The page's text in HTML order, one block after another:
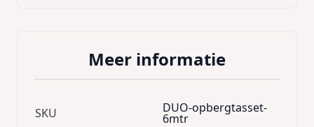
3 vierkante tassen
Meer informatie
SKU DUO-opbergtasset-
6mtr